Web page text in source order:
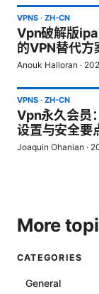
VPNS · ZH-CN
Vpn破解版ipa
的VPN替代
Anouk Halloran ·
VPNS · ZH-CN
Vpn永久会员
设置与安全要
Joaquin Ohanian ·
More
CATEGORIES
General